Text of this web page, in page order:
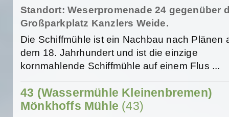
Standort: Weserpromenade 24 gegenüber
Großparkplatz Kanzlers Weide.
Die Schiffmühle ist ein Nachbau nach Plänen
dem 18. Jahrhundert und ist die einzige
kornmahlende Schiffmühle auf einem Flus ...
43 (Wassermühle Kleinenbremen)
Mönkhoffs Mühle (43)